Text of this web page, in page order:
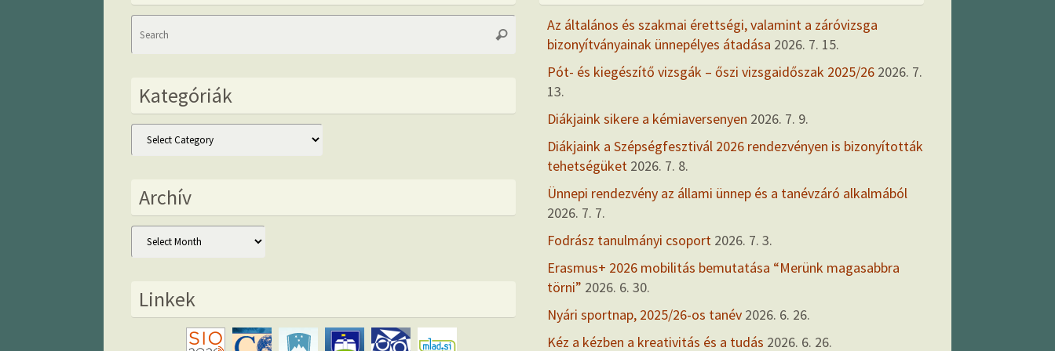
Search
Search
Kategóriák
Kategóriák
Archív
Archív
Linkek
Az általános és szakmai érettségi, valamint a záróvizsga
bizonyítványainak ünnepélyes átadása 2026. 7. 15.
Pót- és kiegészítő vizsgák – őszi vizsgaidőszak 2025/26 2026. 7.
13.
Diákjaink sikere a kémiaversenyen 2026. 7. 9.
Diákjaink a Szépségfesztivál 2026 rendezvényen is bizonyították
tehetségüket 2026. 7. 8.
Ünnepi rendezvény az állami ünnep és a tanévzáró alkalmából
2026. 7. 7.
Fodrász tanulmányi csoport 2026. 7. 3.
Erasmus+ 2026 mobilitás bemutatása “Merünk magasabbra
törni” 2026. 6. 30.
Nyári sportnap, 2025/26-os tanév 2026. 6. 26.
Kéz a kézben a kreativitás és a tudás 2026. 6. 26.